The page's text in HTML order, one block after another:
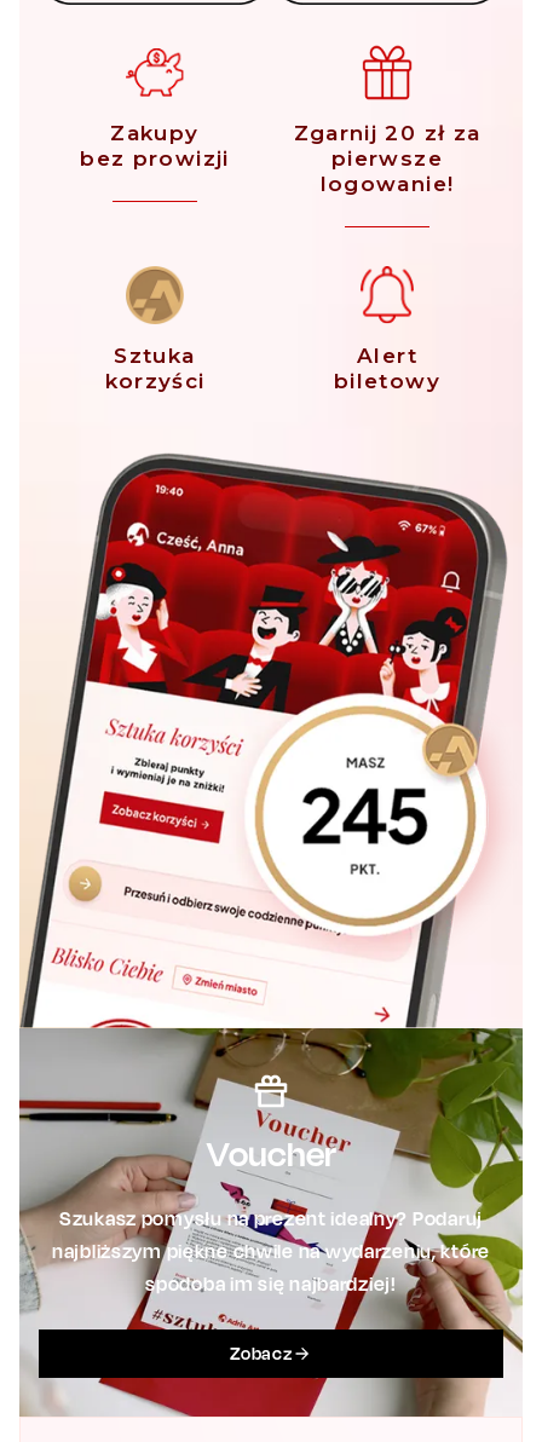
Zakupy
bez prowizji
Zgarnij 20 zł za
pierwsze
logowanie!
Sztuka
korzyści
Alert
biletowy
Voucher
Szukasz pomysłu na prezent idealny? Podaruj
najbliższym piękne chwile na wydarzeniu, które
spodoba im się najbardziej!
Zobacz